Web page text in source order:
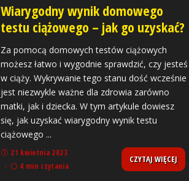
Wiarygodny wynik domowego
testu ciążowego – jak go uzyskać?
Za pomocą domowych testów ciążowych
możesz łatwo i wygodnie sprawdzić, czy jesteś
w ciąży. Wykrywanie tego stanu dość wcześnie
jest niezwykle ważne dla zdrowia zarówno
matki, jak i dziecka. W tym artykule dowiesz
się, jak uzyskać wiarygodny wynik testu
ciążowego ...
21 kwietnia 2023
4 min czytania
CZYTAJ WIĘCEJ